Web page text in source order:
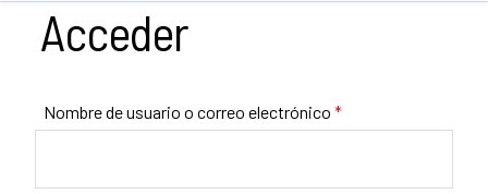
Acceder
Nombre de usuario o correo electrónico*